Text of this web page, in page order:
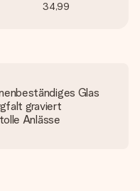
34,99
Glas
graviert
Anlässe